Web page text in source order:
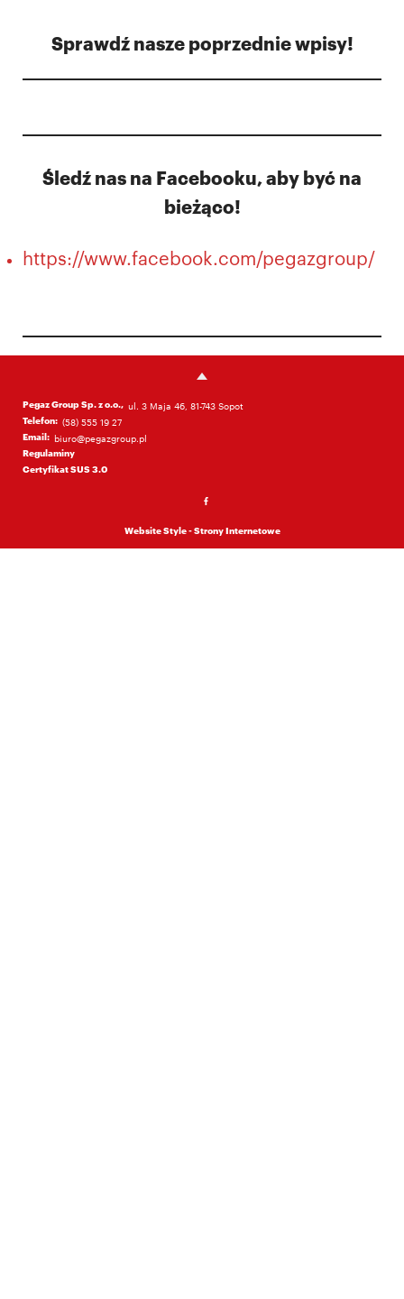
Sprawdź nasze poprzednie wpisy!
Śledź nas na Facebooku, aby być na
bieżąco!
https://www.facebook.com/pegazgroup/
Pegaz Group Sp. z o.o., ul. 3 Maja 46, 81-743 Sopot
Telefon: (58) 555 19 27
Email: biuro@pegazgroup.pl
Regulaminy
Certyfikat SUS 3.0
Website Style - Strony Internetowe